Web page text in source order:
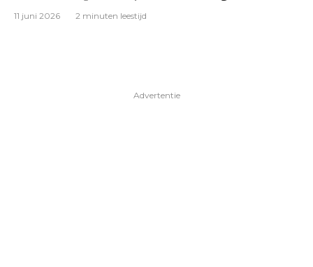
11 juni 2026 2 minuten leestijd
Advertentie